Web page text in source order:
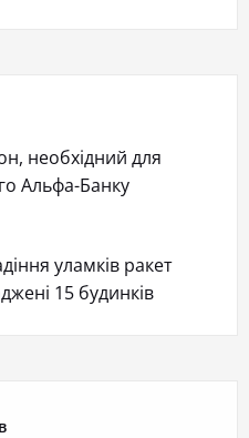
необхідний для
Альфа-Банку
уламків ракет
15 будинків